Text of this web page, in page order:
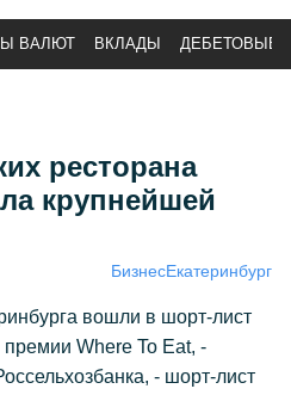
ВАЛЮТ ВКЛАДЫ ДЕБЕТОВЫЕ
ресторана
крупнейшей
БизнесЕкатеринбург
вошли в шорт-лист
Where To Eat, -
- шорт-лист